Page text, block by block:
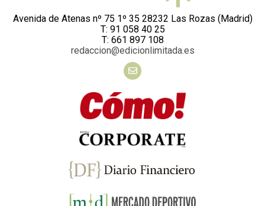
Avenida de Atenas nº 75 1º 35 28232 Las Rozas (Madrid)
T: 91 058 40 25
T: 661 897 108
redaccion@edicionlimitada.es